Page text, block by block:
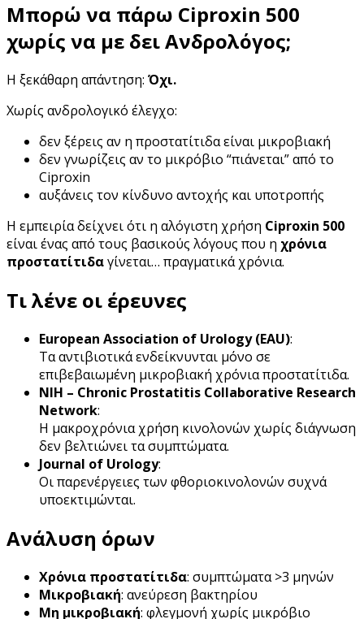
Μπορώ να πάρω Ciproxin 500
χωρίς να με δει Ανδρολόγος;
Η ξεκάθαρη απάντηση: Όχι.
Χωρίς ανδρολογικό έλεγχο:
δεν ξέρεις αν η προστατίτιδα είναι μικροβιακή
δεν γνωρίζεις αν το μικρόβιο “πιάνεται” από το
Ciproxin
αυξάνεις τον κίνδυνο αντοχής και υποτροπής
Η εμπειρία δείχνει ότι η αλόγιστη χρήση Ciproxin 500
είναι ένας από τους βασικούς λόγους που η χρόνια
προστατίτιδαγίνεται… πραγματικά χρόνια.
Τι λένε οι έρευνες
European Association of Urology (EAU):
Τα αντιβιοτικά ενδείκνυνται μόνο σε
επιβεβαιωμένη μικροβιακή χρόνια προστατίτιδα.
NIH – Chronic Prostatitis Collaborative Research
Network:
Η μακροχρόνια χρήση κινολονών χωρίς διάγνωση
δεν βελτιώνει τα συμπτώματα.
Journal of Urology:
Οι παρενέργειες των φθοριοκινολονών συχνά
υποεκτιμώνται.
Ανάλυση όρων
Χρόνια προστατίτιδα: συμπτώματα >3 μηνών
Μικροβιακή: ανεύρεση βακτηρίου
Μη μικροβιακή: φλεγμονή χωρίς μικρόβιο